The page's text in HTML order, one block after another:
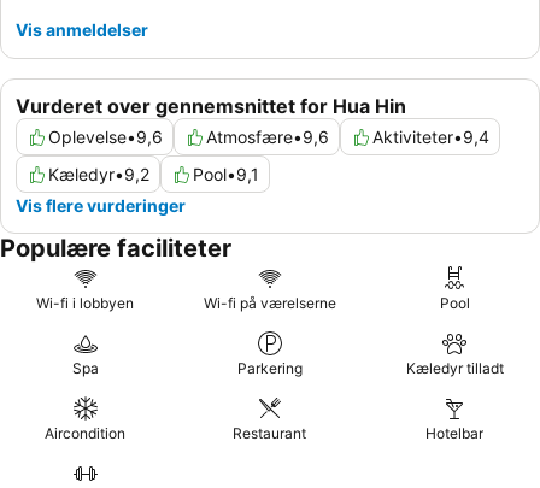
Vurderet over gennemsnittet for Hua Hin
Oplevelse•9,6 Atmosfære•9,6 Aktiviteter•9,4
Kæledyr•9,2 Pool•9,1
Vis flere vurderinger
Vis anmeldelser
Populære faciliteter
Wi-fi i lobbyen Wi-fi på værelserne Pool
Spa Parkering Kæledyr tilladt
Aircondition Restaurant Hotelbar